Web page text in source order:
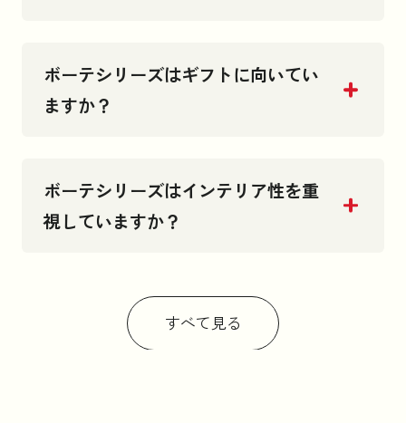
ボーテシリーズはギフトに向いてい
ますか？
ボーテシリーズはインテリア性を重
視していますか？
すべて見る